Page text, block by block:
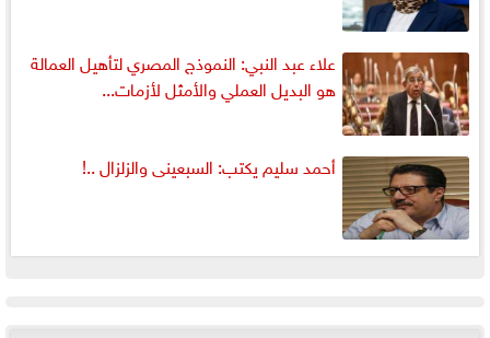
علاء عبد النبي: النموذج المصري لتأهيل العمالة
هو البديل العملي والأمثل لأزمات...
أحمد سليم يكتب: السبعينى والزلزال ..!